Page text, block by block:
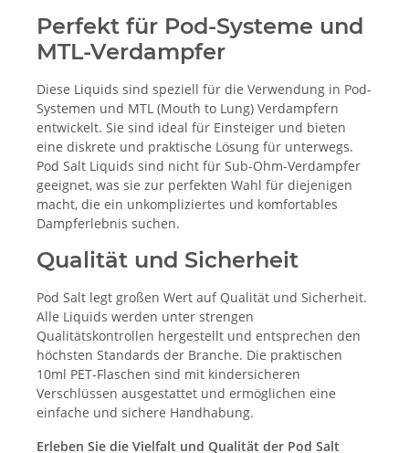
Perfekt für Pod-Systeme und
MTL-Verdampfer
Diese Liquids sind speziell für die Verwendung in Pod-
Systemen und MTL (Mouth to Lung) Verdampfern
entwickelt. Sie sind ideal für Einsteiger und bieten
eine diskrete und praktische Lösung für unterwegs.
Pod Salt Liquids sind nicht für Sub-Ohm-Verdampfer
geeignet, was sie zur perfekten Wahl für diejenigen
macht, die ein unkompliziertes und komfortables
Dampferlebnis suchen.
Qualität und Sicherheit
Pod Salt legt großen Wert auf Qualität und Sicherheit.
Alle Liquids werden unter strengen
Qualitätskontrollen hergestellt und entsprechen den
höchsten Standards der Branche. Die praktischen
10ml PET-Flaschen sind mit kindersicheren
Verschlüssen ausgestattet und ermöglichen eine
einfache und sichere Handhabung.
Erleben Sie die Vielfalt und Qualität der Pod Salt